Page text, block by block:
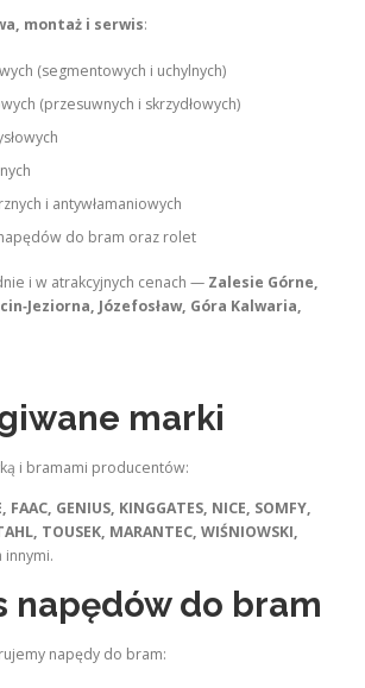
montaż i serwis:
(segmentowych i uchylnych)
(przesuwnych i skrzydłowych)
i antywłamaniowych
do bram oraz rolet
i w atrakcyjnych cenach — Zalesie Górne,
Józefosław, Góra Kalwaria,
marki
i bramami producentów:
FAAC, GENIUS, KINGGATES, NICE, SOMFY,
TOUSEK, MARANTEC, WIŚNIOWSKI,
napędów do bram
napędy do bram: